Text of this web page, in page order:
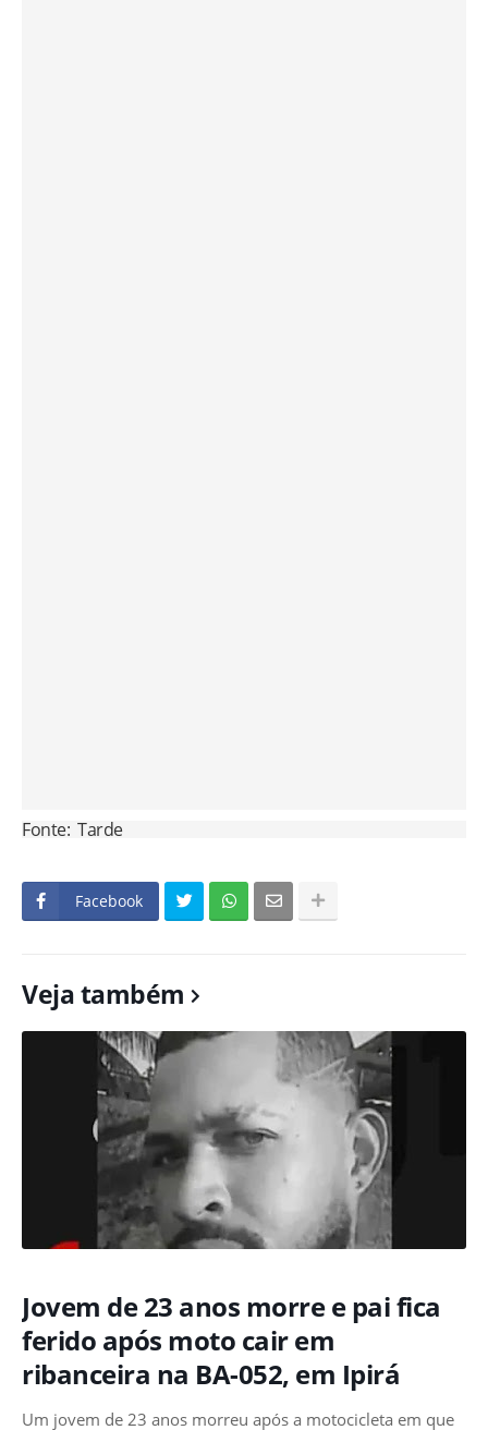
Fonte: Tarde
Facebook
Veja também
Jovem de 23 anos morre e pai fica
ferido após moto cair em
ribanceira na BA-052, em Ipirá
Um jovem de 23 anos morreu após a motocicleta em que